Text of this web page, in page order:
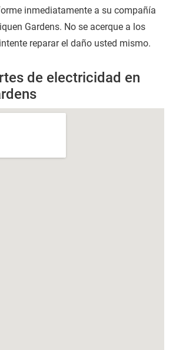
inmediatamente a su compañía
Gardens. No se acerque a los
reparar el daño usted mismo.
de electricidad en